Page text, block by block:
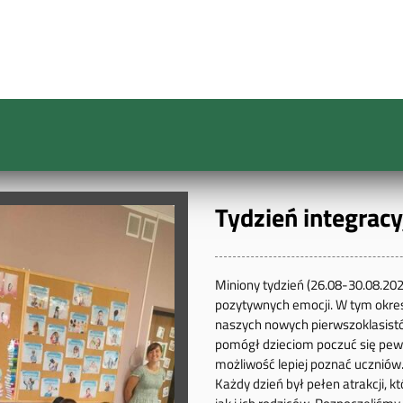
Tydzień
Miniony tydzień (26.08-
pozytywnych emocji. W tym
naszych nowych
pomógł dzieciom poczuć się
możliwość lepiej poznać uczniów.
Każdy dzień był pełen atrakcji,